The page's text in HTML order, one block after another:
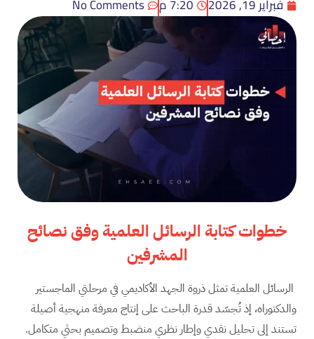
فبراير 19, 2026
7:20 م No Comments
خطوات كتابة الرسائل العلمية وفق نصائح
المشرفين
الرسائل العلمية تمثل ذروة الجهد الأكاديمي في مرحلتي الماجستير
والدكتوراه، إذ تُجسّد قدرة الباحث على إنتاج معرفة منهجية أصيلة
تستند إلى تحليل نقدي وإطار نظري منضبط وتصميم بحثي متكامل.